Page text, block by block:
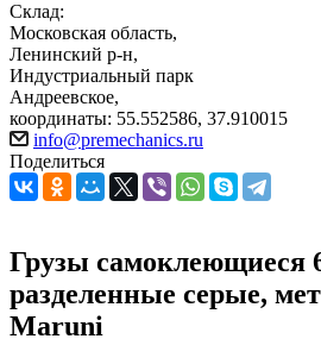
Склад:
Московская область,
Ленинский р-н,
Индустриальный парк
Андреевское,
координаты: 55.552586, 37.910015
info@premechanics.ru
Поделиться
Грузы самоклеющиеся
разделенные серые,
Maruni